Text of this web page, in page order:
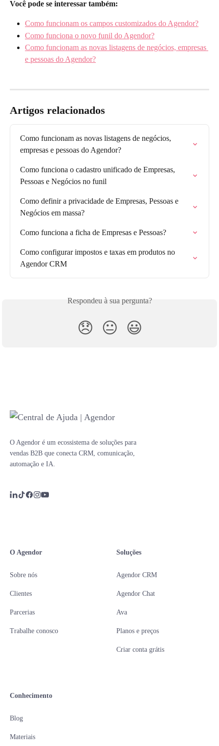
Você pode se interessar também:
Como funcionam os campos customizados do Agendor?
Como funciona o novo funil do Agendor?
Como funcionam as novas listagens de negócios, empresas
e pessoas do Agendor?
Artigos relacionados
Como funcionam as novas listagens de negócios,
empresas e pessoas do Agendor?
Como funciona o cadastro unificado de Empresas,
Pessoas e Negócios no funil
Como definir a privacidade de Empresas, Pessoas e
Negócios em massa?
Como funciona a ficha de Empresas e Pessoas?
Como configurar impostos e taxas em produtos no
Agendor CRM
Respondeu à sua pergunta?
😞 😐 😃
O Agendor é um ecossistema de soluções para
vendas B2B que conecta CRM, comunicação,
automação e IA.
O Agendor
Sobre nós
Clientes
Parcerias
Trabalhe conosco
Soluções
Agendor CRM
Agendor Chat
Ava
Planos e preços
Criar conta grátis
Conhecimento
Blog
Materiais